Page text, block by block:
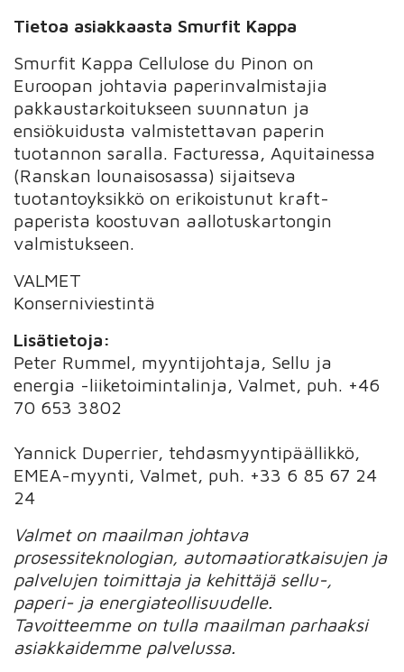
Tietoa asiakkaasta Smurfit Kappa
Smurfit Kappa Cellulose du Pinon on
Euroopan johtavia paperinvalmistajia
pakkaustarkoitukseen suunnatun ja
ensiökuidusta valmistettavan paperin
tuotannon saralla. Facturessa, Aquitainessa
(Ranskan lounaisosassa) sijaitseva
tuotantoyksikkö on erikoistunut kraft-
paperista koostuvan aallotuskartongin
valmistukseen.
VALMET
Konserniviestintä
Lisätietoja:
Peter Rummel, myyntijohtaja, Sellu ja
energia -liiketoimintalinja, Valmet, puh. +46
70 653 3802
Yannick Duperrier, tehdasmyyntipäällikkö,
EMEA-myynti, Valmet, puh. +33 6 85 67 24
24
Valmet on maailman johtava
prosessiteknologian, automaatioratkaisujen ja
palvelujen toimittaja ja kehittäjä sellu-,
paperi- ja energiateollisuudelle.
Tavoitteemme on tulla maailman parhaaksi
asiakkaidemme palvelussa.